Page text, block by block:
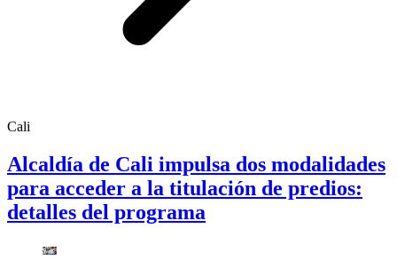
Cali
Alcaldía de Cali impulsa dos modalidades
para acceder a la titulación de predios:
detalles del programa